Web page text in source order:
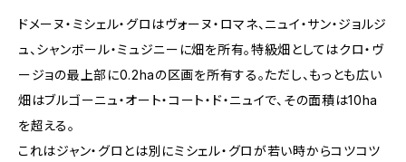
ドメーヌ・ミシェル・グロはヴォーヌ・ロマネ、ニュイ・サン・ジョルジ
ュ、シャンボール・ミュジニーに畑を所有。特級畑としてはクロ・ヴ
ージョの最上部に0.2haの区画を所有する。ただし、もっとも広い
畑はブルゴーニュ・オート・コート・ド・ニュイで、その面積は10ha
を超える。
これはジャン・グロとは別にミシェル・グロが若い時からコツコツ